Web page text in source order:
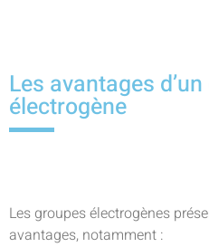
Les avantages
électrogène
Les groupes électrogènes
avantages, notamment :